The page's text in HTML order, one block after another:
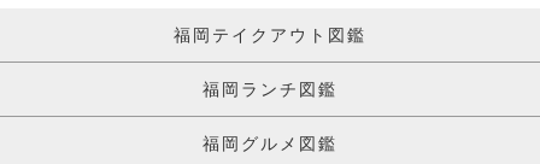
福岡テイクアウト図鑑
福岡ランチ図鑑
福岡グルメ図鑑